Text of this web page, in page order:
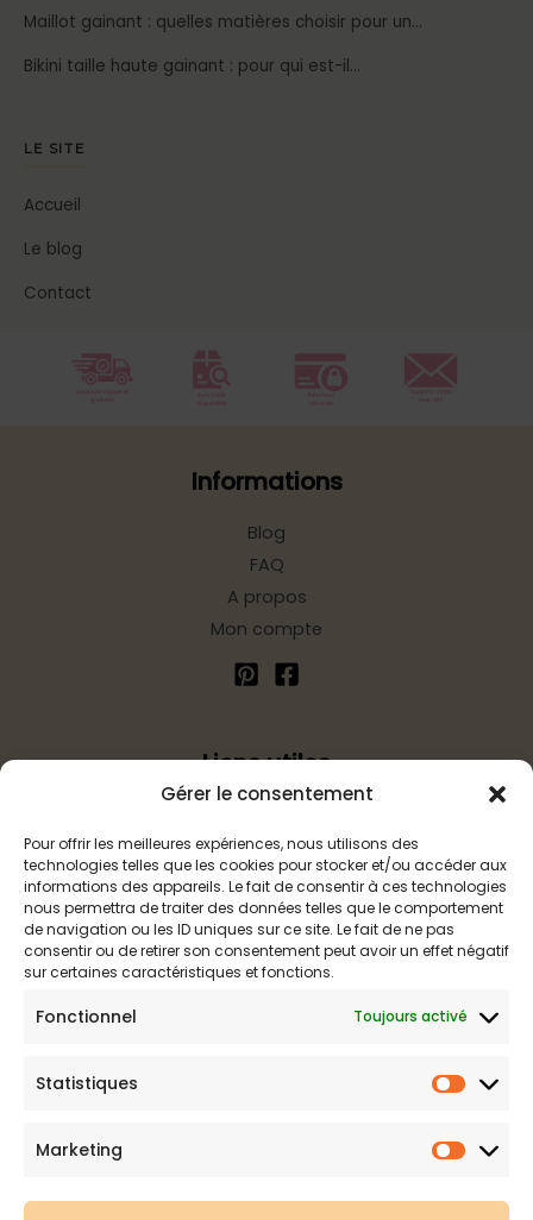
Gérer le consentement
Pour offrir les meilleures expériences, nous utilisons des
technologies telles que les cookies pour stocker et/ou accéder aux
informations des appareils. Le fait de consentir à ces technologies
nous permettra de traiter des données telles que le comportement
de navigation ou les ID uniques sur ce site. Le fait de ne pas
consentir ou de retirer son consentement peut avoir un effet négatif
sur certaines caractéristiques et fonctions.
Fonctionnel Toujours activé
Statistiques
Marketing
Maillot gainant : quelles matières choisir pour un…
Bikini taille haute gainant : pour qui est-il…
LE SITE
Accueil
Le blog
Contact
Informations
Blog
FAQ
A propos
Mon compte
Liens utiles
Mentions légales
Politique de confidentialité
Politique de remboursements
Conditions générales de vente et d’utilisation
Boutique de maillots gainants
Maillot de bain gainant est votre boutique en ligne de
produits ou une demande sur votre commande, contactez-